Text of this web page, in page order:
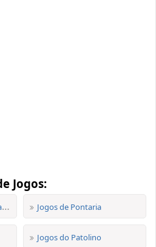
Jogos:
Jogos de Pontaria
Jogos do Patolino